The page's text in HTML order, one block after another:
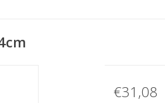
€31,08